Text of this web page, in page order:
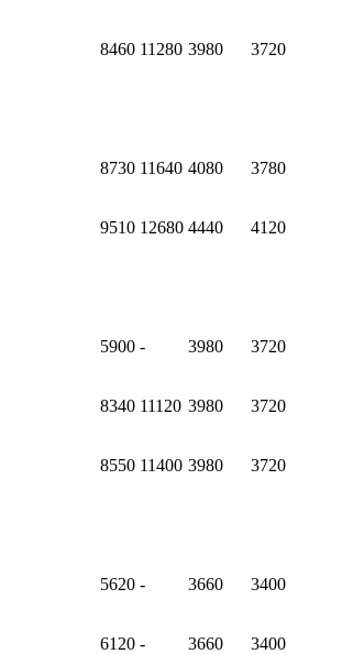
8460 11280 3980 3720
8730 11640 4080 3780
9510 12680 4440 4120
5900 - 3980 3720
8340 11120 3980 3720
8550 11400 3980 3720
5620 - 3660 3400
6120 - 3660 3400